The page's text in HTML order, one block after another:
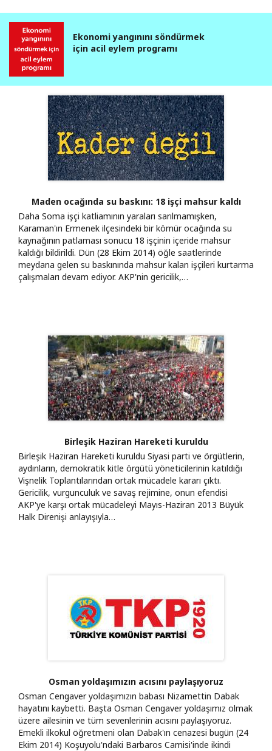
Ekonomi yangınını söndürmek
için acil eylem programı
Maden ocağında su baskını: 18 işçi mahsur kaldı
Daha Soma işçi katliamının yaraları sarılmamışken,
Karaman'ın Ermenek ilçesindeki bir kömür ocağında su
kaynağının patlaması sonucu 18 işçinin içeride mahsur
kaldığı bildirildi. Dün (28 Ekim 2014) öğle saatlerinde
meydana gelen su baskınında mahsur kalan işçileri kurtarma
çalışmaları devam ediyor. AKP'nin gericilik,…
Birleşik Haziran Hareketi kuruldu
Birleşik Haziran Hareketi kuruldu Siyasi parti ve örgütlerin,
aydınların, demokratik kitle örgütü yöneticilerinin katıldığı
Vişnelik Toplantılarından ortak mücadele kararı çıktı.
Gericilik, vurgunculuk ve savaş rejimine, onun efendisi
AKP'ye karşı ortak mücadeleyi Mayıs-Haziran 2013 Büyük
Halk Direnişi anlayışıyla…
Osman yoldaşımızın acısını paylaşıyoruz
Osman Cengaver yoldaşımızın babası Nizamettin Dabak
hayatını kaybetti. Başta Osman Cengaver yoldaşımız olmak
üzere ailesinin ve tüm sevenlerinin acısını paylaşıyoruz.
Emekli ilkokul öğretmeni olan Dabak'ın cenazesi bugün (24
Ekim 2014) Koşuyolu'ndaki Barbaros Camisi'inde ikindi